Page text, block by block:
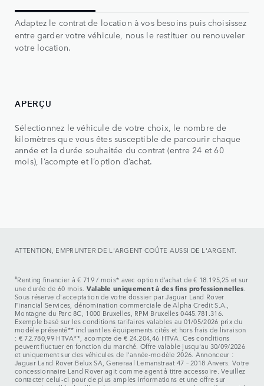
Adaptez le contrat de location à vos besoins puis choisissez
entre garder votre véhicule, nous le restituer ou renouveler
votre location.
APERÇU
Sélectionnez le véhicule de votre choix, le nombre de
kilomètres que vous êtes susceptible de parcourir chaque
année et la durée souhaitée du contrat (entre 24 et 60
mois), l’acompte et l’option d’achat.
ATTENTION, EMPRUNTER DE L'ARGENT COÛTE AUSSI DE L'ARGENT.
#Renting financier à € 719 / mois* avec option d’achat de € 18.195,25 et sur
une durée de 60 mois. Valable uniquement à des fins professionnelles.
Sous réserve d'acceptation de votre dossier par Jaguar Land Rover
Financial Services, dénomination commerciale de Alpha Credit S.A.,
Montagne du Parc 8C, 1000 Bruxelles, RPM Bruxelles 0445.781.316.
Exemple basé sur les conditions tarifaires valables au 01/05/2026 prix du
modèle présenté** incluant les équipements cités et hors frais de livraison
: € 72.780,99 HTVA**, acompte de € 24.204,46 HTVA. Ces conditions
peuvent fluctuer en fonction du marché. Offre valable jusqu'au 30/09/2026
et uniquement sur des véhicules de l'année-modèle 2026. Annonceur :
Jaguar Land Rover Belux SA, Generaal Lemanstraat 47 – 2018 Anvers. Votre
concessionnaire Land Rover agit comme agent à titre accessoire. Veuillez
contacter celui-ci pour de plus amples informations et une offre sur